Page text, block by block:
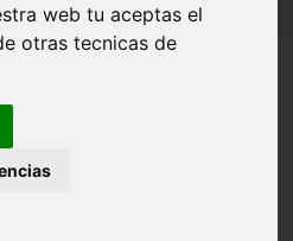
web tu aceptas el
otras tecnicas de